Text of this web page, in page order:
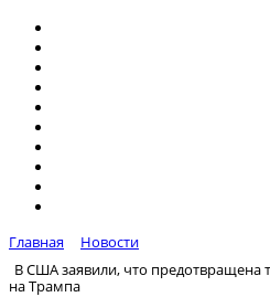
Главная
Новости
В США заявили, что предотвращена
на Трампа